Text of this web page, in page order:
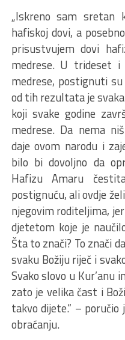
„Iskreno sam sretan
hafiskoj dovi, a
prisustvujem dovi
medrese. U trideset i
medrese, postignuti
od tih rezultata je
koji svake godine
medrese. Da nema
daje ovom narodu i
bilo bi dovoljno da
Hafizu Amaru
postignuću, ali ovdje
njegovim roditeljima,
djetetom koje je
Šta to znači? To znači
svaku Božiju riječ i
Svako slovo u Kur’anu
zato je velika čast i
takvo dijete.“ –
obraćanju.